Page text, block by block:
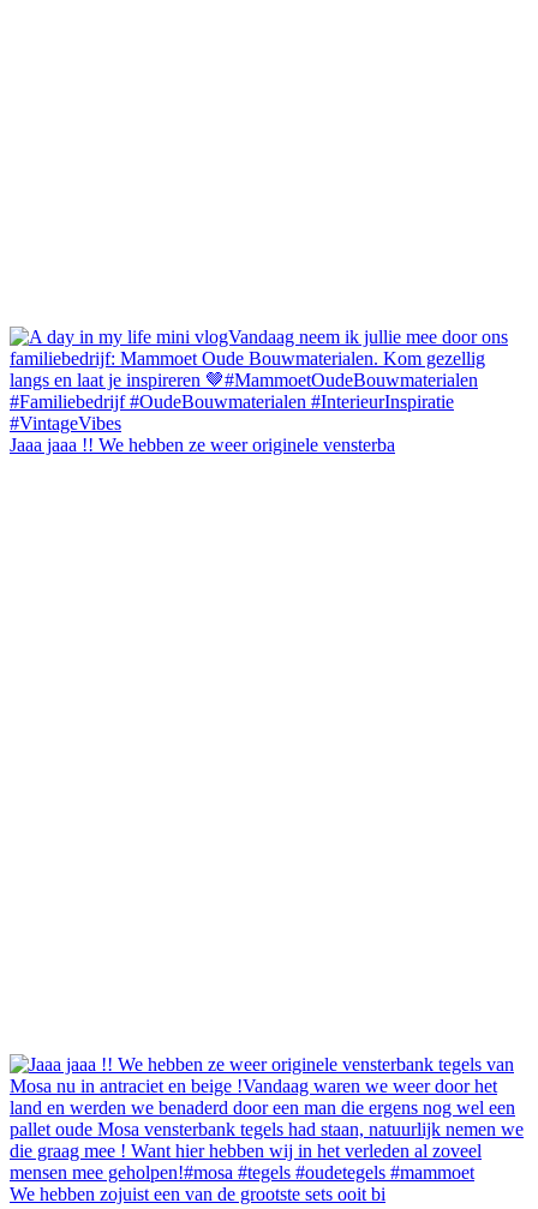
Jaaa jaaa !! We hebben ze weer originele vensterba
We hebben zojuist een van de grootste sets ooit bi